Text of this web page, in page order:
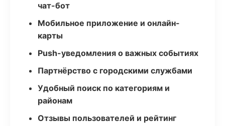
чат-бот
Мобильное приложение и онлайн-
карты
Push-уведомления о важных событиях
Партнёрство с городскими службами
Удобный поиск по категориям и
районам
Отзывы пользователей и рейтинг